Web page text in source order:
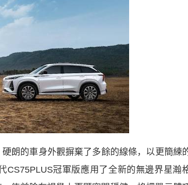
的車身外觀摒棄了多餘的線條，以更簡練
CS75PLUS冠軍版應用了全新的無邊界星瀚